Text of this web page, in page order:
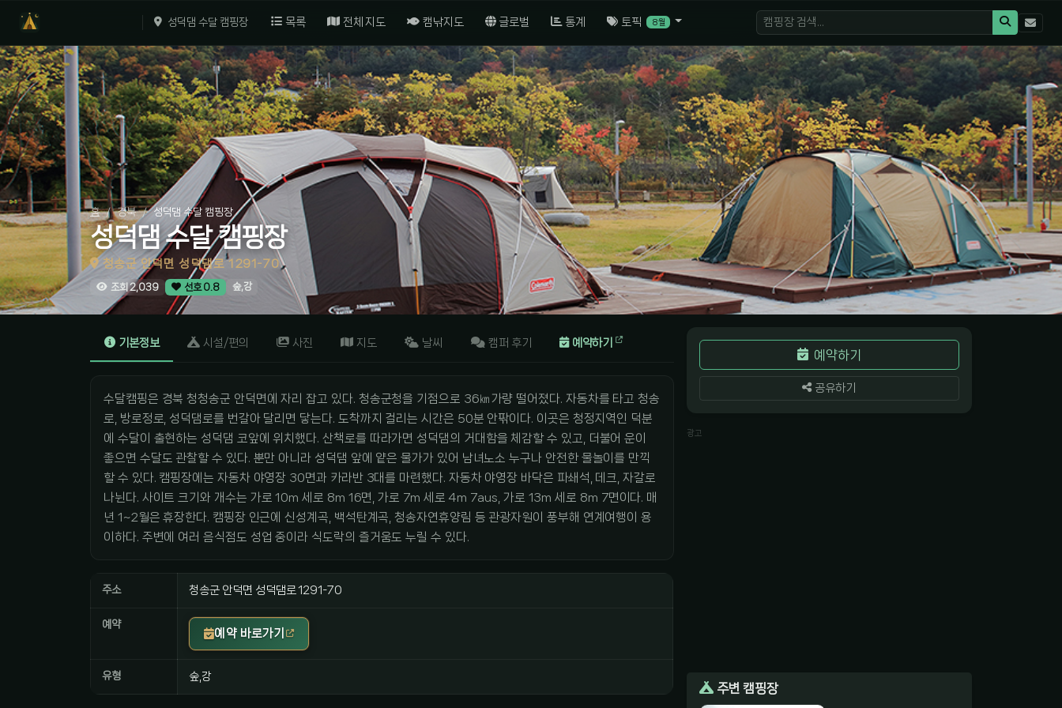
성덕댐 수달 캠핑장 목록 전체 지도 캠낚지도 글로벌 통계 토픽 8월
홈 경북 성덕댐 수달 캠핑장
성덕댐 수달 캠핑장
청송군 안덕면 성덕댐로 1291-70
조회 2,039 선호 0.8 숲,강
기본정보 시설/편의 사진 지도 날씨 캠퍼 후기 예약하기
수달캠핑은 경북 청청송군 안덕면에 자리 잡고 있다. 청송군청을 기점으로 36㎞가량 떨어졌다. 자동차를 타고 청송
로, 방로정로, 성덕댐로를 번갈아 달리면 닿는다. 도착까지 걸리는 시간은 50분 안팎이다. 이곳은 청정지역인 덕분
에 수달이 출현하는 성덕댐 코앞에 위치했다. 산책로를 따라가면 성덕댐의 거대함을 체감할 수 있고, 더불어 운이
좋으면 수달도 관찰할 수 있다. 뿐만 아니라 성덕댐 앞에 얕은 물가가 있어 남녀노소 누구나 안전한 물놀이를 만끽
할 수 있다. 캠핑장에는 자동차 야영장 30면과 카라반 3대를 마련했다. 자동차 야영장 바닥은 파쇄석, 데크, 자갈로
나뉜다. 사이트 크기와 개수는 가로 10m 세로 8m 16면, 가로 7m 세로 4m 7aus, 가로 13m 세로 8m 7면이다. 매
년 1~2월은 휴장한다. 캠핑장 인근에 신성계곡, 백석탄계곡, 청송자연휴양림 등 관광자원이 풍부해 연계여행이 용
이하다. 주변에 여러 음식점도 성업 중이라 식도락의 즐거움도 누릴 수 있다.
주소 청송군 안덕면 성덕댐로 1291-70
예약
예약 바로가기
유형 숲,강
예약하기
공유하기
광고
주변 캠핑장